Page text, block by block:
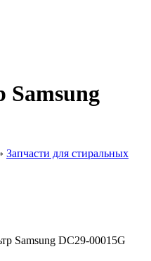
Samsung
Запчасти для стиральных
Samsung DC29-00015G